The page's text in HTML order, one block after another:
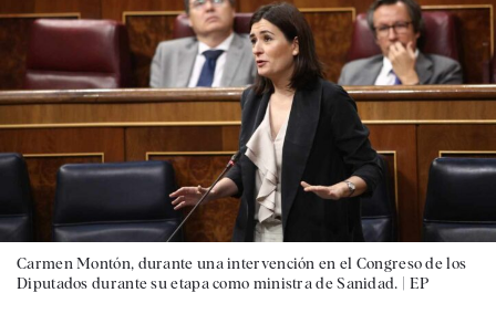
Carmen Montón, durante una intervención en el Congreso de los
Diputados durante su etapa como ministra de Sanidad. | EP